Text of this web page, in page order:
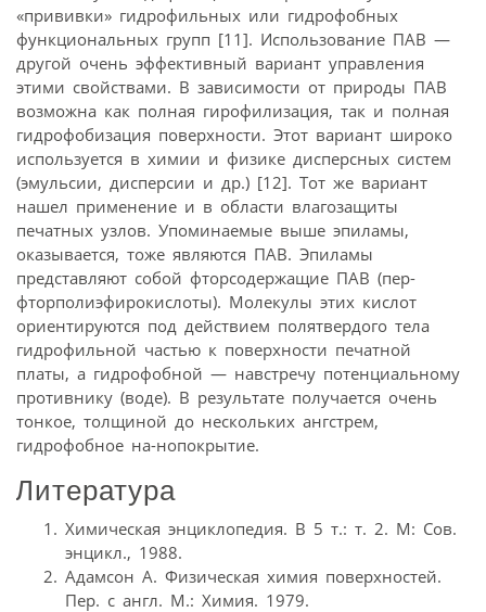
«прививки» гидрофильных или гидрофобных
функциональных групп [11]. Использование ПАВ —
другой очень эффективный вариант управления
этими свойствами. В зависимости от природы ПАВ
возможна как полная гирофилизация, так и полная
гидрофобизация поверхности. Этот вариант широко
используется в химии и физике дисперсных систем
(эмульсии, дисперсии и др.) [12]. Тот же вариант
нашел применение и в области влагозащиты
печатных узлов. Упоминаемые выше эпиламы,
оказывается, тоже являются ПАВ. Эпиламы
представляют собой фторсодержащие ПАВ (пер-
фторполиэфирокислоты). Молекулы этих кислот
ориентируются под действием полятвердого тела
гидрофильной частью к поверхности печатной
платы, а гидрофобной — навстречу потенциальному
противнику (воде). В результате получается очень
тонкое, толщиной до нескольких ангстрем,
гидрофобное на-нопокрытие.
Литература
Химическая энциклопедия. В 5 т.: т. 2. М: Сов.
энцикл., 1988.
Адамсон А. Физическая химия поверхностей.
Пер. с англ. М.: Химия. 1979.